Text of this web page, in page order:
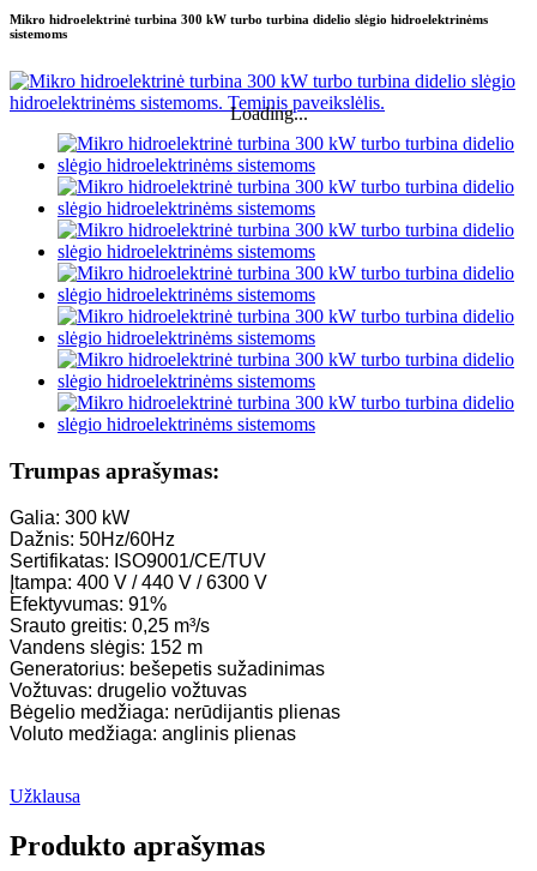
Mikro hidroelektrinė turbina 300 kW turbo turbina didelio slėgio hidroelektrinėms
sistemoms
Loading...
Trumpas aprašymas:
Galia: 300 kW
Dažnis: 50Hz/60Hz
Sertifikatas: ISO9001/CE/TUV
Įtampa: 400 V / 440 V / 6300 V
Efektyvumas: 91%
Srauto greitis: 0,25 m³/s
Vandens slėgis: 152 m
Generatorius: bešepetis sužadinimas
Vožtuvas: drugelio vožtuvas
Bėgelio medžiaga: nerūdijantis plienas
Voluto medžiaga: anglinis plienas
Užklausa
Produkto aprašymas